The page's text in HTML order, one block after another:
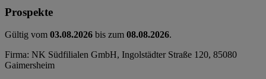
Prospekte
Gültig vom 03.08.2026 bis zum 08.08.2026.
Firma: NK Südfilialen GmbH, Ingolstädter Straße 120, 85080
Gaimersheim